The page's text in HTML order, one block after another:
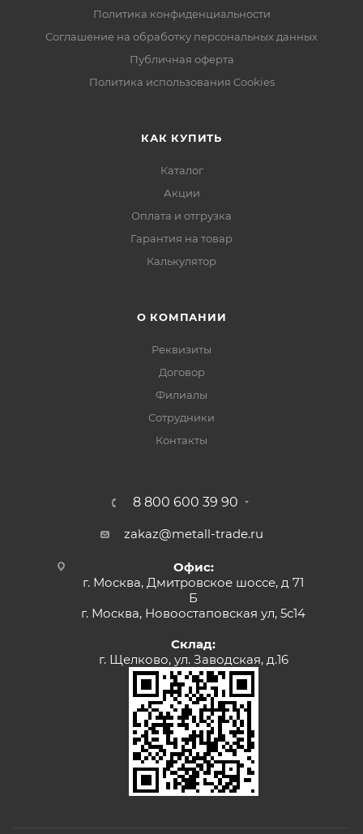
Политика конфиденциальности
Соглашение на обработку персональных данных
Публичная оферта
Политика использования Cookies
КАК КУПИТЬ
Каталог
Акции
Оплата и отгрузка
Гарантия на товар
Калькулятор
О КОМПАНИИ
Реквизиты
Договор
Филиалы
Сотрудники
Контакты
8 800 600 39 90
zakaz@metall-trade.ru
Офис:
г. Москва, Дмитровское шоссе, д 71
Б
г. Москва, Новоостаповская ул, 5с14
Склад:
г. Щелково, ул. Заводская, д.16